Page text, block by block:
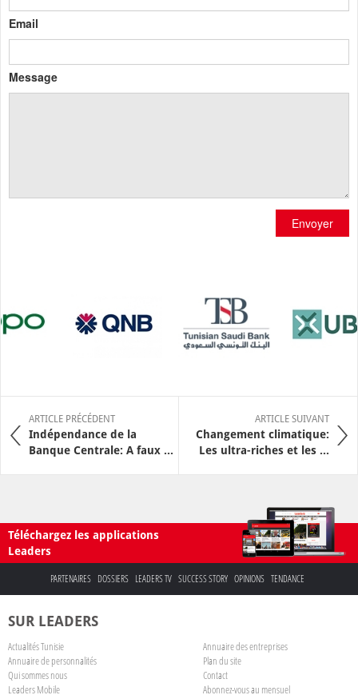
Email
Message
Envoyer
ARTICLE PRÉCÉDENT
Indépendance de la
Banque Centrale: A faux ...
ARTICLE SUIVANT
Changement climatique:
Les ultra-riches et les ...
Téléchargez les applications
Leaders
PARTENAIRES DOSSIERS LEADERS TV SUCCESS STORY OPINIONS TENDANCE
SUR LEADERS
Actualités Tunisie
Annuaire des entreprises
Annuaire de personnalités
Plan du site
Qui sommes nous
Contact
Leaders Mobile
Abonnez-vous au mensuel